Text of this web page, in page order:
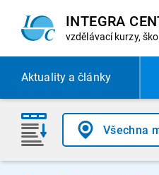
INTEGRA
vzdělávací kurzy,
Aktualitya články